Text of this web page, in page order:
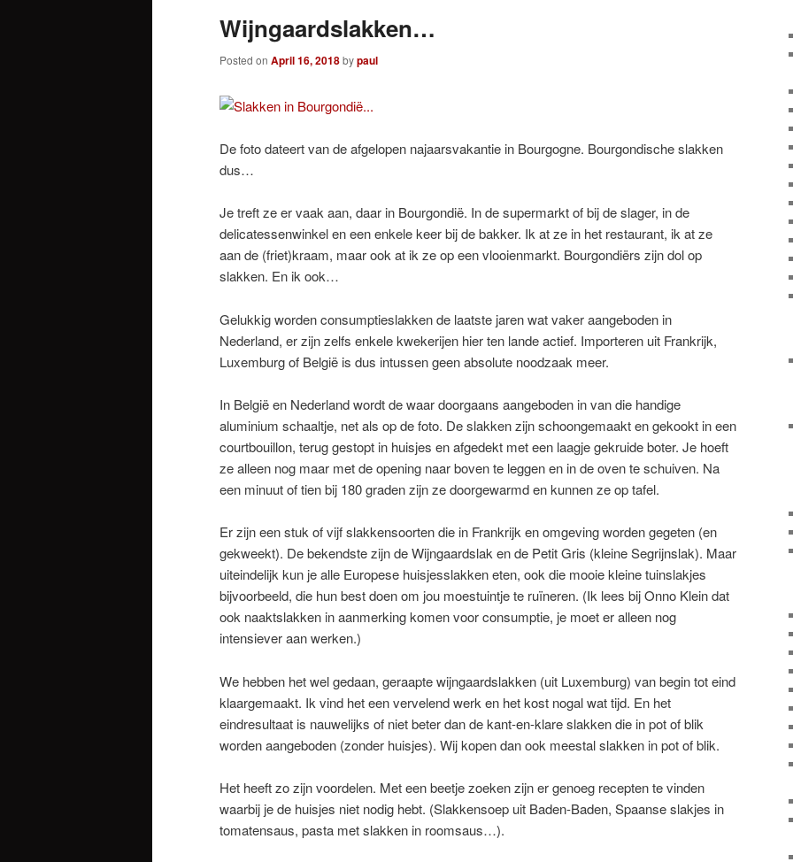
Wijngaardslakken…
Posted on April 16, 2018bypaul
De foto dateert van de afgelopen najaarsvakantie in Bourgogne. Bourgondische slakken
dus…
Je treft ze er vaak aan, daar in Bourgondië. In de supermarkt of bij de slager, in de
delicatessenwinkel en een enkele keer bij de bakker. Ik at ze in het restaurant, ik at ze
aan de (friet)kraam, maar ook at ik ze op een vlooienmarkt. Bourgondiërs zijn dol op
slakken. En ik ook…
Gelukkig worden consumptieslakken de laatste jaren wat vaker aangeboden in
Nederland, er zijn zelfs enkele kwekerijen hier ten lande actief. Importeren uit Frankrijk,
Luxemburg of België is dus intussen geen absolute noodzaak meer.
In België en Nederland wordt de waar doorgaans aangeboden in van die handige
aluminium schaaltje, net als op de foto. De slakken zijn schoongemaakt en gekookt in een
courtbouillon, terug gestopt in huisjes en afgedekt met een laagje gekruide boter. Je hoeft
ze alleen nog maar met de opening naar boven te leggen en in de oven te schuiven. Na
een minuut of tien bij 180 graden zijn ze doorgewarmd en kunnen ze op tafel.
Er zijn een stuk of vijf slakkensoorten die in Frankrijk en omgeving worden gegeten (en
gekweekt). De bekendste zijn de Wijngaardslak en de Petit Gris (kleine Segrijnslak). Maar
uiteindelijk kun je alle Europese huisjesslakken eten, ook die mooie kleine tuinslakjes
bijvoorbeeld, die hun best doen om jou moestuintje te ruïneren. (Ik lees bij Onno Klein dat
ook naaktslakken in aanmerking komen voor consumptie, je moet er alleen nog
intensiever aan werken.)
We hebben het wel gedaan, geraapte wijngaardslakken (uit Luxemburg) van begin tot eind
klaargemaakt. Ik vind het een vervelend werk en het kost nogal wat tijd. En het
eindresultaat is nauwelijks of niet beter dan de kant-en-klare slakken die in pot of blik
worden aangeboden (zonder huisjes). Wij kopen dan ook meestal slakken in pot of blik.
Het heeft zo zijn voordelen. Met een beetje zoeken zijn er genoeg recepten te vinden
waarbij je de huisjes niet nodig hebt. (Slakkensoep uit Baden-Baden, Spaanse slakjes in
tomatensaus, pasta met slakken in roomsaus…).